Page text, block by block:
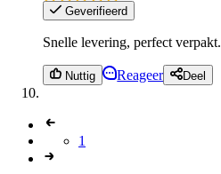
Geverifieerd
Snelle levering, perfect verpakt.
Nuttig Reageer Deel
1